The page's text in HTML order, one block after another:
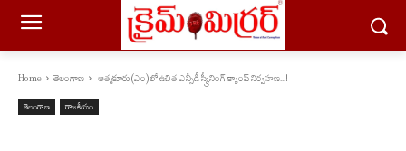
Home తెలంగాణ ఆత్మకూరు(ఎం)లో ఉచిత ఎన్సీడీ స్క్రీనింగ్ క్యాంప్ నిర్వహణ...!
తెలంగాణ రాజకీయం